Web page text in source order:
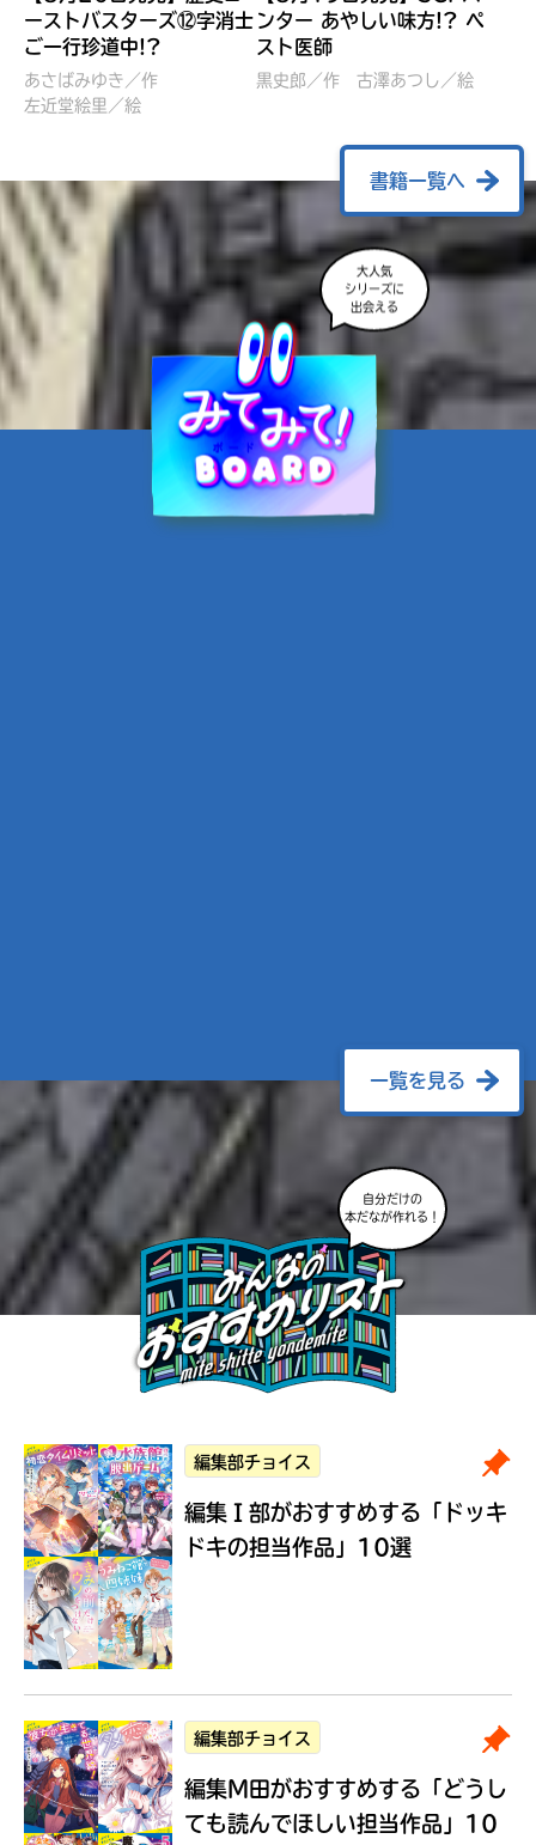
ぼくたちのマインクラフト
冒険記 エンチャント剣
VS暴走モブ
営委員会／協力
レッツゴー！まいぜんシス
ターズ とつぜん、王様に
佐久間さのすけ／絵
ーストバスターズ⑫字消士
ご一行珍道中!?
あさばみゆき／作
左近堂絵里／絵
ンター あやしい味方!? ペ
スト医師
黒史郎／作 古澤あつし／絵
書籍一覧へ
大人気
シリーズに
出会える
一覧を見る
自分だけの
本だなが作れる！
編集部チョイス
編集Ｉ部がおすすめする 「ドッキ
ドキの担当作品」10選
編集部チョイス
編集M田がおすすめする 「どうし
ても読んでほしい担当作品」10